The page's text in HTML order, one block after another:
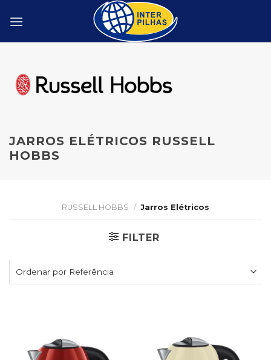
JARROS ELÉTRICOS RUSSELL
HOBBS
RUSSELL HOBBS / Jarros Elétricos
FILTER